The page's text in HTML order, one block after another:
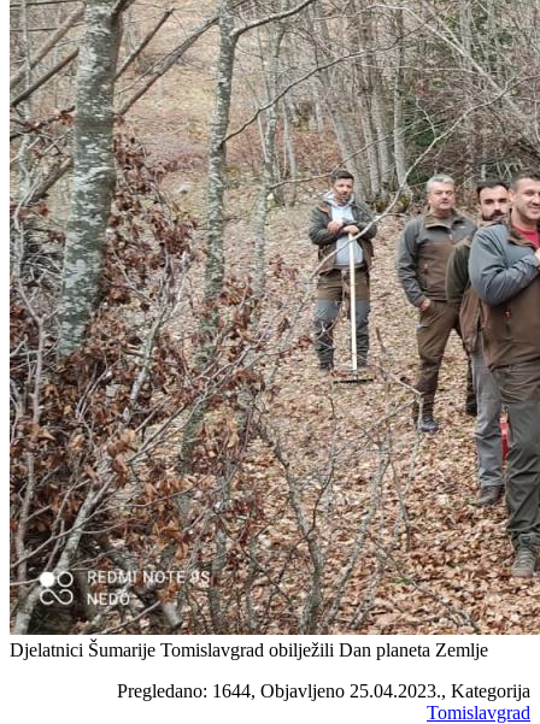
Djelatnici Šumarije Tomislavgrad obilježili Dan planeta Zemlje
Pregledano: 1644, Objavljeno 25.04.2023., Kategorija
Tomislavgrad